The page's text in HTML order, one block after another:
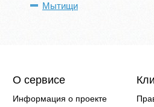
Мытищи
О сервисе
Информация о проекте